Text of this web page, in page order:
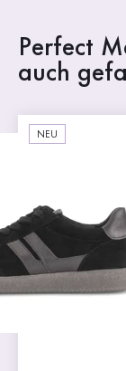
Perfect
auch
NEU